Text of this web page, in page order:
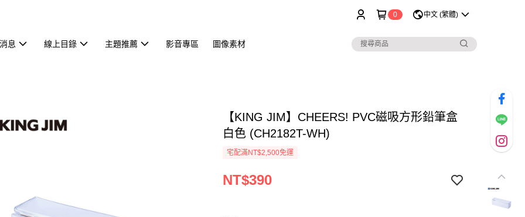
0 中文 (繁體)
息 線上目錄 主題推薦 影音專區 圖像素材
【KING JIM】CHEERS! PVC磁吸方形鉛筆盒
白色 (CH2182T-WH)
宅配滿NT$2,500免運
NT$390